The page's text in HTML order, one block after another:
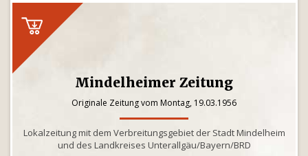
Mindelheimer Zeitung
Originale Zeitung vom Montag, 19.03.1956
Lokalzeitung mit dem Verbreitungsgebiet der Stadt Mindelheim
und des Landkreises Unterallgäu/Bayern/BRD